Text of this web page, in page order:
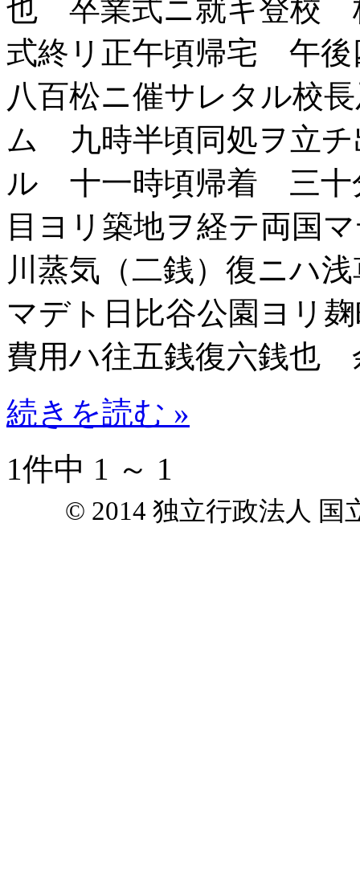
也 卒業式ニ就キ登校
式終リ正午頃帰宅 午後
八百松ニ催サレタル校
ム 九時半頃同処ヲ立チ
ル 十一時頃帰着 三十
目ヨリ築地ヲ経テ両国
川蒸気（二銭）復ニハ
マデト日比谷公園ヨリ
費用ハ往五銭復六銭也
続きを読む »
1件中 1 ～ 1
© 2014 独立行政法人 国